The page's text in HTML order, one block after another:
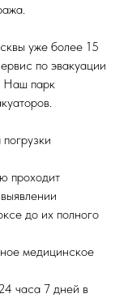
уже более 15
по эвакуации
Наш парк
проходит
до их полного
медицинское
часа 7 дней в